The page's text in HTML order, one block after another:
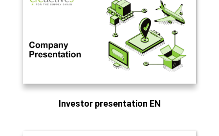
Investor presentation EN